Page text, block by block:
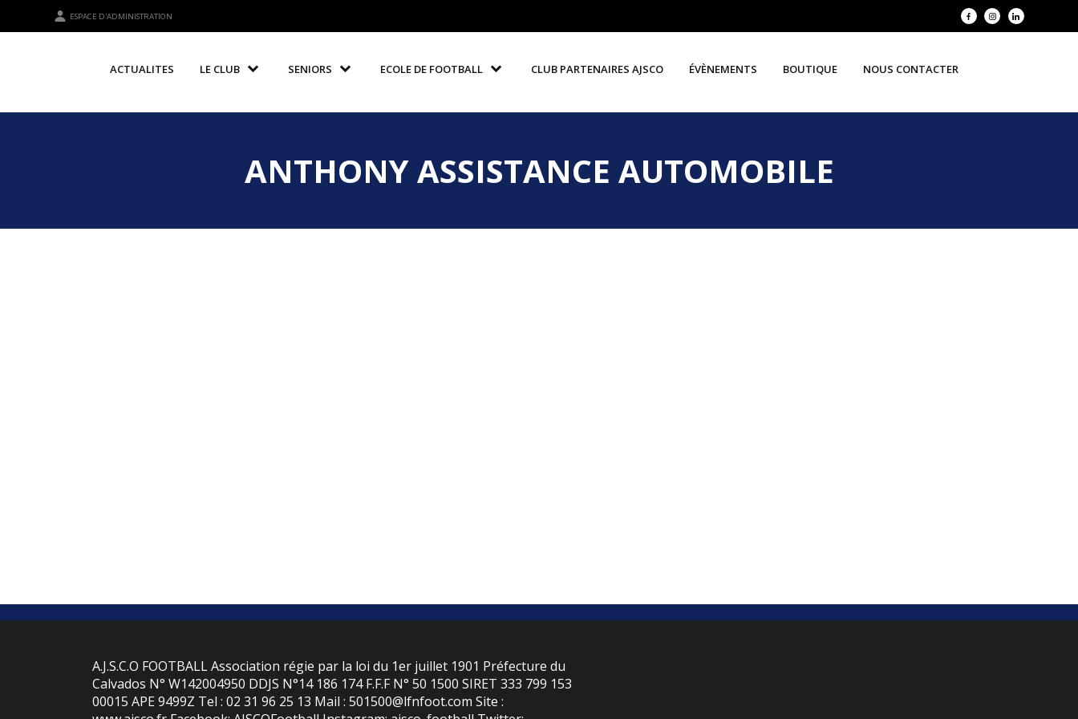
ESPACE D'ADMINISTRATION
ACTUALITES LE CLUB SENIORS ECOLE DE FOOTBALL CLUB PARTENAIRES AJSCO ÉVÈNEMENTS BOUTIQUE NOUS CONTACTER
ANTHONY ASSISTANCE AUTOMOBILE
A.J.S.C.O FOOTBALL Association régie par la loi du 1er juillet 1901 Préfecture du
Calvados N° W142004950 DDJS N°14 186 174 F.F.F N° 50 1500 SIRET 333 799 153
00015 APE 9499Z Tel : 02 31 96 25 13 Mail : 501500@lfnfoot.com Site :